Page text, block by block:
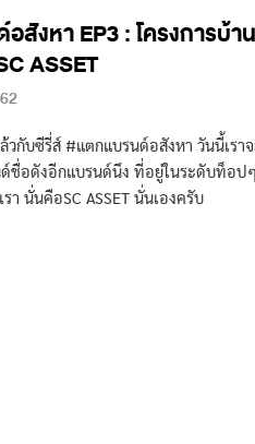
สังหา EP3 : โครงการบ้าน
ASSET
วกับซีรี่ส์ #แตกแบรนด์อสังหา วันนี้เรา
ด์ชื่อดังอีกแบรนด์นึง ที่อยู่ในระดับท็อป
า นั่นคือSC ASSET นั่นเองครับ